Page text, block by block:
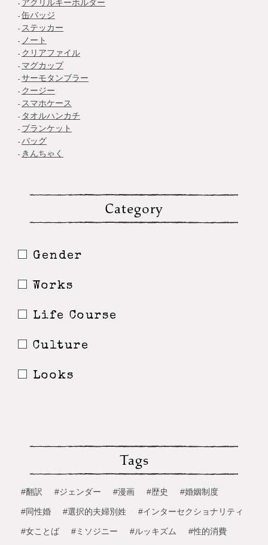
アクリルキーホルダー
缶バッジ
ステッカー
ノート
クリアファイル
マグカップ
サーモタンブラー
クージー
スマホケース
タオルハンカチ
ブランケット
バッグ
きんちゃく
Category
Gender
Works
Life Course
Culture
Looks
Tags
#翻訳 #ジェンダー #漫画 #歴史 #婚姻制度
#同性婚 #選択的夫婦別姓 #インターセクショナリティ
#女ことば #ミソジニー #ルッキズム #性的消費